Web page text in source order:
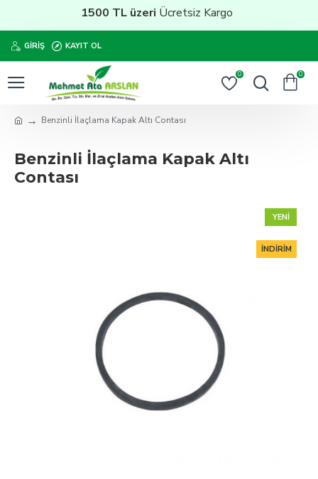
1500 TL üzeriÜcretsiz Kargo
GIRIŞ KAYIT OL
0 0
Benzinli İlaçlama Kapak Altı Contası
Benzinli İlaçlama Kapak Altı
Contası
YENI
İNDIRIM